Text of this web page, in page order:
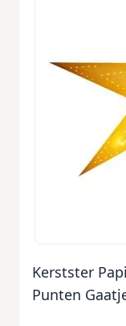
Kerstster
Punten